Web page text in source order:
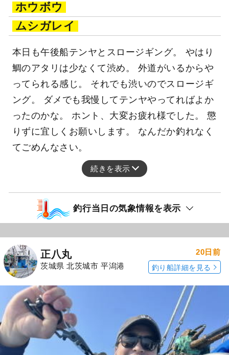
ホウボウ
ムシガレイ
本日も午後船テンヤとスロージギング。 やはり
鯛のアタリは少なくて渋め。 外道がいるからや
ってられる感じ。 それでも渋いのでスロージギ
ング。 ダメでも我慢してテンヤやってればよか
ったのかな。 ホント、大変お疲れ様でした。 懲
りずに宜しくお願いします。 なんだか釣れなく
てごめんなさい。
続きを表示
釣行当日の気象情報を表示
正八丸
茨城県 北茨城市 平潟港
20日前
釣り船詳細を見る